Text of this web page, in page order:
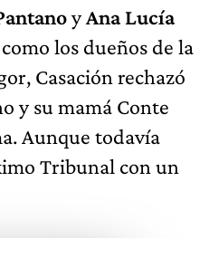
yAna Lucía
los dueños de la
Casación rechazó
y su mamá Conte
Aunque todavía
Tribunal con un